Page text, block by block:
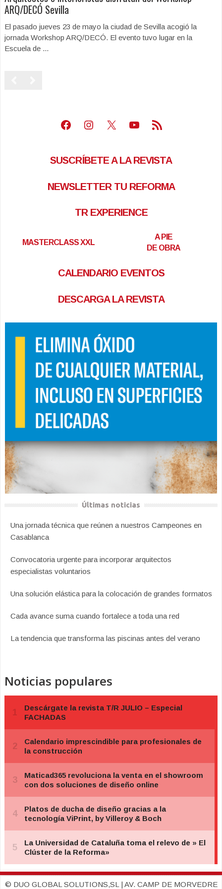
ARQ/DECÓ Sevilla
El pasado jueves 23 de mayo la ciudad de Sevilla acogió la
jornada Workshop ARQ/DECÓ. El evento tuvo lugar en la
Escuela de ...
Facebook
Instagram
X Youtube
Feed RSS
SUSCRÍBETE A LA REVISTA
NEWSLETTER TU REFORMA
TR EXPERIENCE
MASTERCLASS XXL
A PIE
DE OBRA
CALENDARIO EVENTOS
DESCARGA LA REVISTA
Últimas noticias
Una jornada técnica que reúnen a nuestros Campeones en
Casablanca
Convocatoria urgente para incorporar arquitectos
especialistas voluntarios
Una solución elástica para la colocación de grandes formatos
Cada avance suma cuando fortalece a toda una red
La tendencia que transforma las piscinas antes del verano
Noticias populares
© DUO GLOBAL SOLUTIONS,SL | AV. CAMP DE MORVEDRE